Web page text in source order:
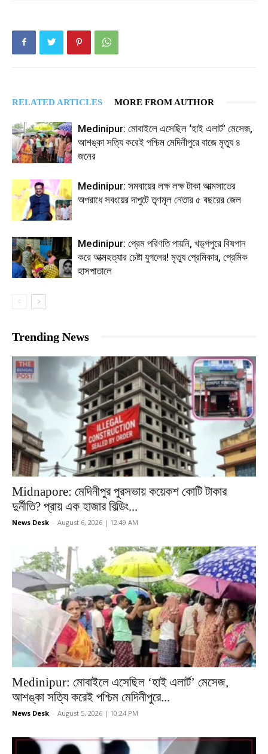
RELATED ARTICLES MORE FROM AUTHOR
Medinipur: মোবাইলে এসেছিল ‘হাই এলার্ট’ মেসেজ,
আশঙ্কা সত্যি করেই পশ্চিম মেদিনীপুরে বাজে মৃত্যু ৪
জনের
Medinipur: সমবায়ের লক্ষ লক্ষ টাকা আত্মসাতের
অপরাধে সবংয়ের দাপুটে তৃণমূল নেতার ৫ বছরের জেল
Medinipur: প্রেম পরিণতি পায়নি, খড়্গপুরে বিষপান
করে আত্মহত্যার চেষ্টা যুগলের! মৃত্যু প্রেমিকার, প্রেমিক
হাসপাতালে
Trending News
Midnapore: মেদিনীপুর পুরসভায় কয়েকশ কোটি টাকার
দুর্নীতি? প্রায় এক হাজার বিল্ডিং...
News Desk - August 6, 2026 | 12:49 AM
Medinipur: মোবাইলে এসেছিল ‘হাই এলার্ট’ মেসেজ,
আশঙ্কা সত্যি করেই পশ্চিম মেদিনীপুরে...
News Desk - August 5, 2026 | 10:24 PM